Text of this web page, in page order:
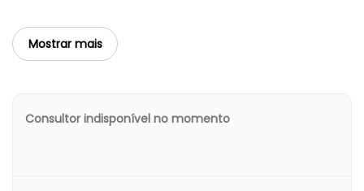
Mostrar mais
Consultor indisponível no momento